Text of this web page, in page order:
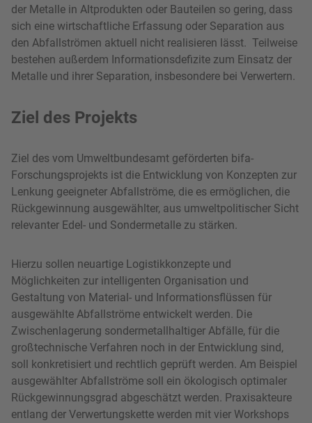
der Metalle in Altprodukten oder Bauteilen so gering, dass
sich eine wirtschaftliche Erfassung oder Separation aus
den Abfallströmen aktuell nicht realisieren lässt. Teilweise
bestehen außerdem Informationsdefizite zum Einsatz der
Metalle und ihrer Separation, insbesondere bei Verwertern.
Ziel des Projekts
Ziel des vom Umweltbundesamt geförderten bifa-
Forschungsprojekts ist die Entwicklung von Konzepten zur
Lenkung geeigneter Abfallströme, die es ermöglichen, die
Rückgewinnung ausgewählter, aus umweltpolitischer Sicht
relevanter Edel- und Sondermetalle zu stärken.
Hierzu sollen neuartige Logistikkonzepte und
Möglichkeiten zur intelligenten Organisation und
Gestaltung von Material- und Informationsflüssen für
ausgewählte Abfallströme entwickelt werden. Die
Zwischenlagerung sondermetallhaltiger Abfälle, für die
großtechnische Verfahren noch in der Entwicklung sind,
soll konkretisiert und rechtlich geprüft werden. Am Beispiel
ausgewählter Abfallströme soll ein ökologisch optimaler
Rückgewinnungsgrad abgeschätzt werden. Praxisakteure
entlang der Verwertungskette werden mit vier Workshops